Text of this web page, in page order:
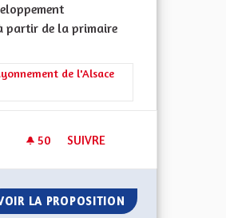
partir de la primaire
: La Culture, l'Education et le
de l'Alsace
50 50 ABONNÉS
SUIVRE
LA PROPOSITION